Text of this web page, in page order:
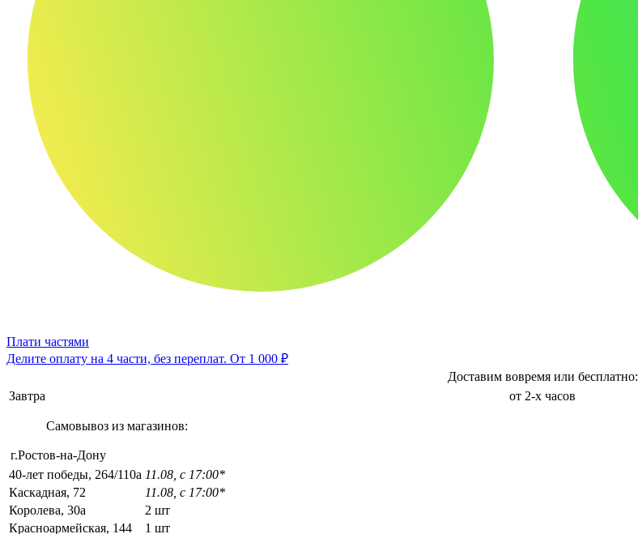
Плати частями
Делите оплату на 4 части, без переплат. От 1 000 ₽
Доставим вовремя или бесплатно:
Завтра
от 2-х часов
Самовывоз из магазинов:
г.Ростов-на-Дону
40-лет победы, 264/110а 11.08, с 17:00*
Каскадная, 72
11.08, с 17:00*
Королева, 30а
2 шт
Красноармейская, 144
1 шт